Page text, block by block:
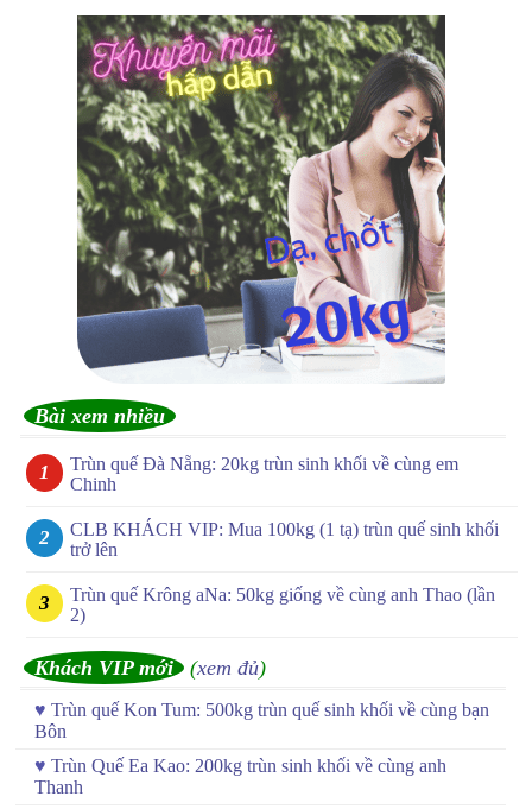
Bài xem nhiều
Trùn quế Đà Nẵng: 20kg trùn sinh khối về cùng em
Chinh
CLB KHÁCH VIP: Mua 100kg (1 tạ) trùn quế sinh khối
trở lên
Trùn quế Krông aNa: 50kg giống về cùng anh Thao (lần
2)
Khách VIP mới (xem đủ)
♥ Trùn quế Kon Tum: 500kg trùn quế sinh khối về cùng bạn
Bôn
♥ Trùn Quế Ea Kao: 200kg trùn sinh khối về cùng anh
Thanh